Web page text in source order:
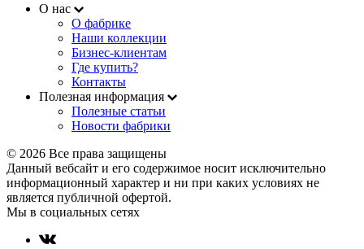
О нас
О фабрике
Наши коллекции
Бизнес-клиентам
Где купить?
Контакты
Полезная информация
Полезные статьи
Новости фабрики
© 2026 Все права защищены
Данный вебсайт и его содержимое носит исключительно
информационный характер и ни при каких условиях не
является публичной офертой.
Мы в социальных сетях